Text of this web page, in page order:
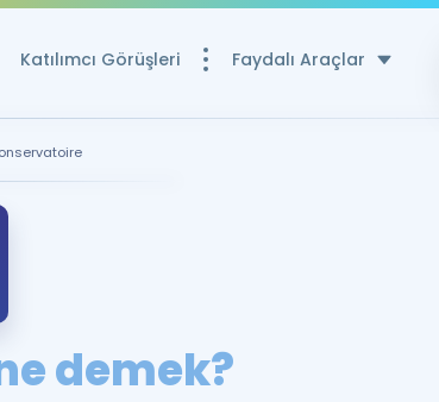
Katılımcı Görüşleri Faydalı Araçlar
Ücretsiz Kaynaklar
YDS ve YÖKDİL Puan Hesaplama Aracı
Remzi Hoca ile seni sınava
demek?